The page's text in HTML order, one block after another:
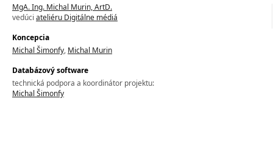
MgA. Ing. Michal Murin, ArtD.
vedúci ateliéru Digitálne médiá
Koncepcia
Michal Šimonfy, Michal Murin
Databázový software
technická podpora a koordinátor projektu:
Michal Šimonfy